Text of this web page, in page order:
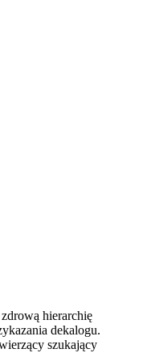
hierarchię
dekalogu.
szukający